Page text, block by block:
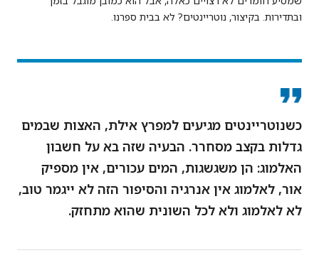
ובתדירות. בקיצור, נוטריינטים? לא בבית ספרנו.
כשנוטריינטים מגיעים למפרץ אילת, האצות שבמים
גדלות בקצב מסחרר. הבעיה שזה בא על חשבון
האלמוג: הן משגשגות, המים עכורים, אין מספיק
אור, לאלמוג אין אנרגיה והסיפור הזה לא ייגמר טוב,
לא לאלמוג ולא לכל השונית שהוא מתחזק.